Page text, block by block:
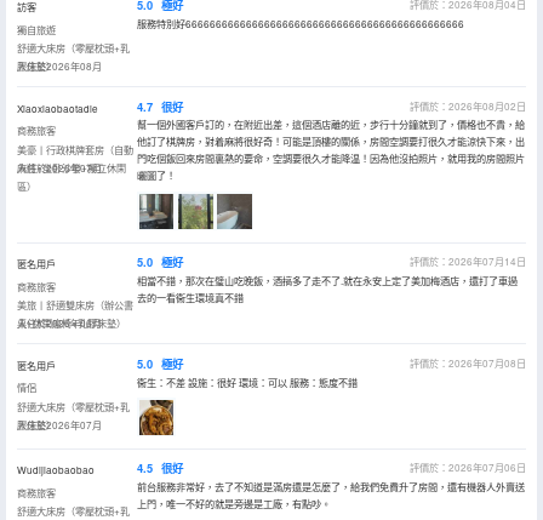
訪客
獨自旅遊
舒適大床房（零壓枕頭+乳
膠床墊）
入住於2026年08月
5.0 極好
評價於：2026年08月04日
服務特別好6666666666666666666666666666666666666666666666
Xiaoxiaobaotadie
商務旅客
美豪丨行政棋牌套房（自動
麻將+坐卧沙發+獨立休閑
區）
入住於2026年07月
4.7 很好
評價於：2026年08月02日
幫一個外國客戶訂的，在附近出差，這個酒店離的近，步行十分鐘就到了，價格也不貴，給
他訂了棋牌房，對着麻將很好奇！可能是頂樓的關係，房間空調要打很久才能涼快下來，出
門吃個飯回來房間裏熱的要命，空調要很久才能降温！因為他沒拍照片，就用我的房間照片
曬圖了！
匿名用戶
商務旅客
美旅丨舒適雙床房（辦公書
桌+休閑座椅+乳膠床墊）
入住於2026年06月
5.0 極好
評價於：2026年07月14日
相當不錯，那次在璧山吃晚飯，酒搞多了走不了.就在永安上定了美加梅酒店，還打了車過
去的一看衞生環境真不錯
匿名用戶
情侶
舒適大床房（零壓枕頭+乳
膠床墊）
入住於2026年07月
5.0 極好
評價於：2026年07月08日
衞生：不差 設施：很好 環境：可以 服務：態度不錯
Wudijiaobaobao
商務旅客
舒適大床房（零壓枕頭+乳
4.5 很好
評價於：2026年07月06日
前台服務非常好，去了不知道是滿房還是怎麼了，給我們免費升了房間，還有機器人外賣送
上門，唯一不好的就是旁邊是工廠，有點吵。